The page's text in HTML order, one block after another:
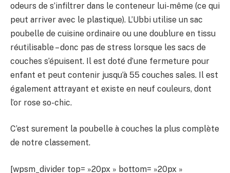
odeurs de s’infiltrer dans le conteneur lui-même (ce qui
peut arriver avec le plastique). L’Ubbi utilise un sac
poubelle de cuisine ordinaire ou une doublure en tissu
réutilisable – donc pas de stress lorsque les sacs de
couches s’épuisent. Il est doté d’une fermeture pour
enfant et peut contenir jusqu’à 55 couches sales. Il est
également attrayant et existe en neuf couleurs, dont
l’or rose so-chic.
C’est surement la poubelle à couches la plus complète
de notre classement.
[wpsm_divider top= »20px » bottom= »20px »